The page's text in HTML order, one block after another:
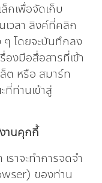
กเพื่อจัดเก็บ
เวลา ลิงค์ที่คลิก
ๆ โดยจะบันทึกลง
งมือสื่อสารที่เข้า
ต หรือ สมาร์ท
ที่ท่านเข้าสู่
านคุกกี้
ราจะทำการจดจำ
ของท่าน